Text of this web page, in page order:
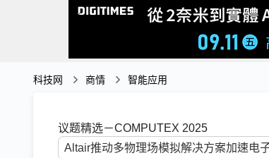
科技网 商情 智能应用
议题精选－COMPUTEX 2025